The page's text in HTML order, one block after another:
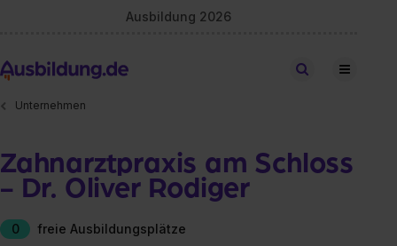
Ausbildung 2026
Stellen finden
Unternehmen
Zahnarztpraxis am Schloss
- Dr. Oliver Rodiger
0
freie Ausbildungsplätze